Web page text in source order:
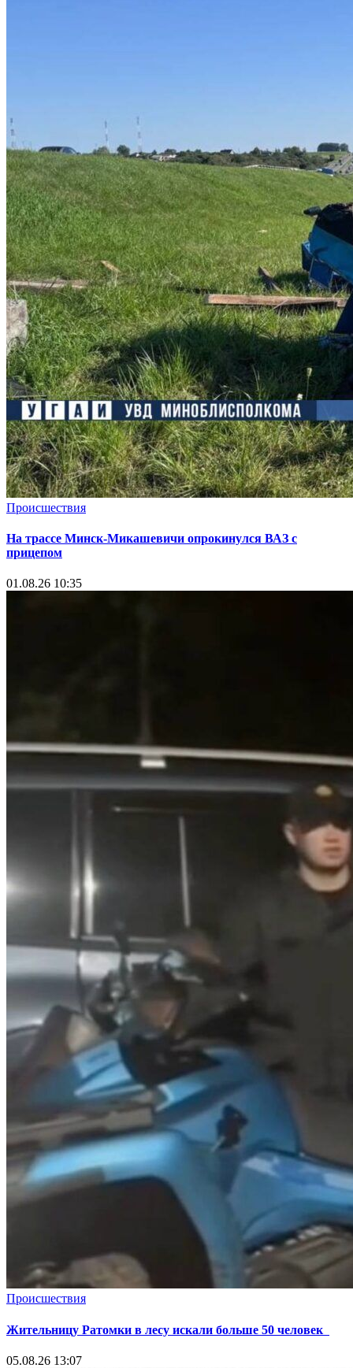
Происшествия
На трассе Минск-Микашевичи опрокинулся ВАЗ с
прицепом
01.08.26 10:35
Происшествия
Жительницу Ратомки в лесу искали больше 50 человек
05.08.26 13:07